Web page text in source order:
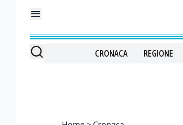
CRONACA REGIONE